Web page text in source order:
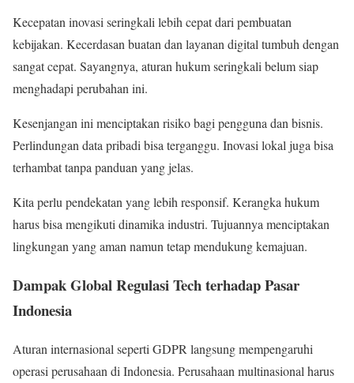
Kecepatan inovasi seringkali lebih cepat dari pembuatan
kebijakan. Kecerdasan buatan dan layanan digital tumbuh dengan
sangat cepat. Sayangnya, aturan hukum seringkali belum siap
menghadapi perubahan ini.
Kesenjangan ini menciptakan risiko bagi pengguna dan bisnis.
Perlindungan data pribadi bisa terganggu. Inovasi lokal juga bisa
terhambat tanpa panduan yang jelas.
Kita perlu pendekatan yang lebih responsif. Kerangka hukum
harus bisa mengikuti dinamika industri. Tujuannya menciptakan
lingkungan yang aman namun tetap mendukung kemajuan.
Dampak Global Regulasi Tech terhadap Pasar
Indonesia
Aturan internasional seperti GDPR langsung mempengaruhi
operasi perusahaan di Indonesia. Perusahaan multinasional harus